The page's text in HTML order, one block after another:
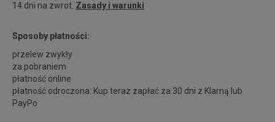
14 dni na zwrot. Zasady i warunki
Sposoby płatności:
przelew zwykły
za pobraniem
płatność online
płatność odroczona: Kup teraz zapłać za 30 dni z Klarną lub
PayPo